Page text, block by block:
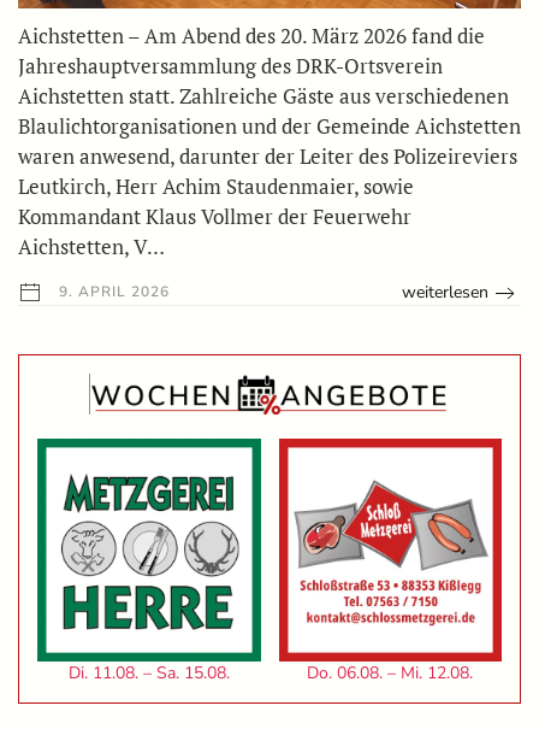
Aichstetten – Am Abend des 20. März 2026 fand die
Jahreshauptversammlung des DRK-Ortsverein
Aichstetten statt. Zahlreiche Gäste aus verschiedenen
Blaulichtorganisationen und der Gemeinde Aichstetten
waren anwesend, darunter der Leiter des Polizeireviers
Leutkirch, Herr Achim Staudenmaier, sowie
Kommandant Klaus Vollmer der Feuerwehr
Aichstetten, V…
9. APRIL 2026 weiterlesen
Di. 11.08. – Sa. 15.08. Do. 06.08. – Mi. 12.08.